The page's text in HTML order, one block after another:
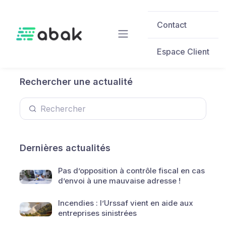
Contact
Espace Client
Rechercher une actualité
Dernières actualités
Pas d’opposition à contrôle fiscal en cas
d’envoi à une mauvaise adresse !
Incendies : l’Urssaf vient en aide aux
entreprises sinistrées